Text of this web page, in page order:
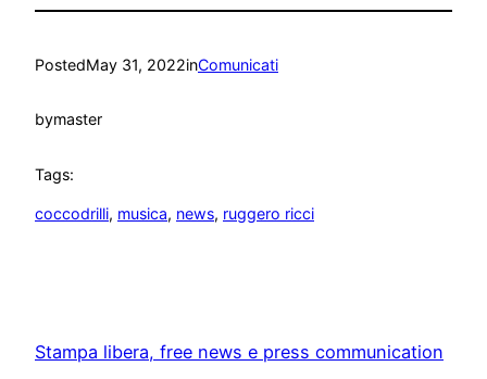
PostedMay 31, 2022inComunicati
bymaster
Tags:
coccodrilli, musica, news, ruggero ricci
Stampa libera, free news e press communication